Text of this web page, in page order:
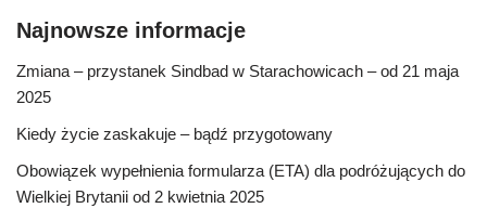
Najnowsze informacje
Zmiana – przystanek Sindbad w Starachowicach – od 21 maja
2025
Kiedy życie zaskakuje – bądź przygotowany
Obowiązek wypełnienia formularza (ETA) dla podróżujących do
Wielkiej Brytanii od 2 kwietnia 2025